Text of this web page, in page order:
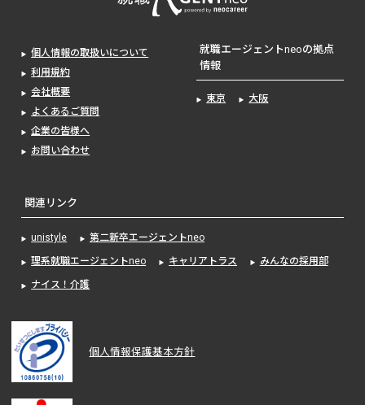
個人情報の取扱いについて
利用規約
会社概要
よくあるご質問
企業の皆様へ
お問い合わせ
就職エージェントneoの拠点
情報
東京 大阪
関連リンク
unistyle 第二新卒エージェントneo
理系就職エージェントneo キャリアトラス みんなの採用部
ナイス！介護
個人情報保護基本方針